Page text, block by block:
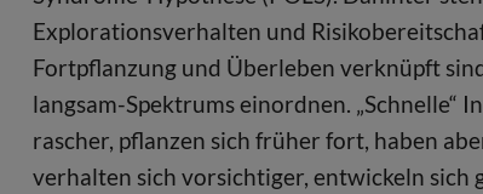
Explorationsverhalten und
Fortpflanzung und Überleben verknüpft
langsam-Spektrums einordnen. „Schnelle“
rascher, pflanzen sich früher fort, haben
verhalten sich vorsichtiger, entwickeln sich